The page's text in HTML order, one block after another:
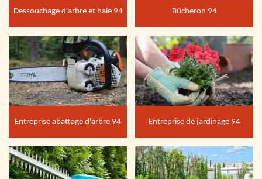
Dessouchage d'arbre et haie 94 Bûcheron 94
Entreprise abattage d'arbre 94 Entreprise de jardinage 94